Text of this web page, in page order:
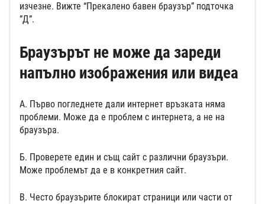
изчезне. Вижте “Прекалено бавен браузър” подточка
”Д”.
Браузърът не може да зареди
напълно изображения или видеа
А. Първо погледнете дали интернет връзката няма
проблеми. Може да е проблем с интернета, а не на
браузъра.
Б. Проверете един и същ сайт с различни браузъри.
Може проблемът да е в конкретния сайт.
В. Често браузърите блокират страници или части от